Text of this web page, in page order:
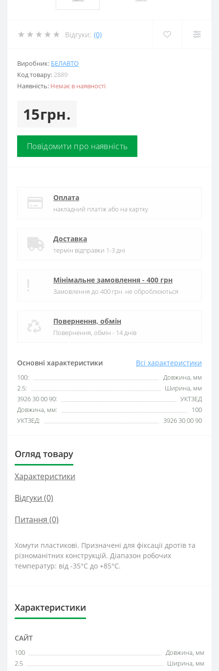
Відгуки: (0)
Виробник: БЕЛАВТО
Код товару:2889
Наявність: Немає в наявності
15грн.
Повідомити про наявність
Основні характеристики Всі характеристики
100:
Довжина, мм
2.5:
Ширина, мм
3926 30 00 90:
УКТЗЕД
Довжина, мм:
100
УКТЗЕД:
3926 30 00 90
Оплата
накладний платіж або на картку
Доставка
термін відправки 1-3 дні
Мінімальне замовлення - 400 грн
Замовлення до 400 грн. не оброблюються
Повернення, обмін
Повернення, обмін - 14 днів
Огляд товару
Характеристики
Відгуки (0)
Питання (0)
Хомути пластикові. Призначені для фіксації дротів та
різноманітних конструкцій. Діапазон робочих
температур: від -35°C до +85°C.
Характеристики
САЙТ
100
Довжина, мм
2.5
Ширина, мм